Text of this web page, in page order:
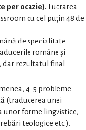
per ocazie). Lucrarea
cu cel puțin 48 de
de specialitate
române și
dar rezultatul final
4–5 probleme
(traducerea unei
unor forme lingvistice,
teologice etc.).